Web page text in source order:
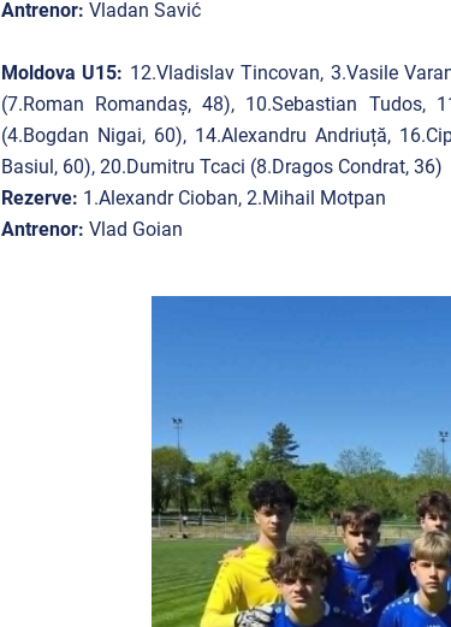
Antrenor: Vladan Savić
Moldova U15: 12.Vladislav Tincovan, 3.Vasile
(7.Roman Romandaş, 48), 10.Sebastian Tudos,
(4.Bogdan Nigai, 60), 14.Alexandru Andriuță,
Basiul, 60), 20.Dumitru Tcaci (8.Dragos Condrat, 36)
Rezerve: 1.Alexandr Cioban, 2.Mihail Motpan
Antrenor: Vlad Goian